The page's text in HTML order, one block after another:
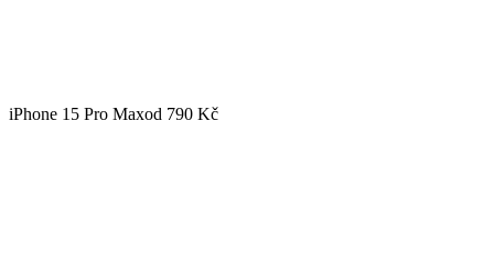
iPhone 15 Pro Maxod 790 Kč